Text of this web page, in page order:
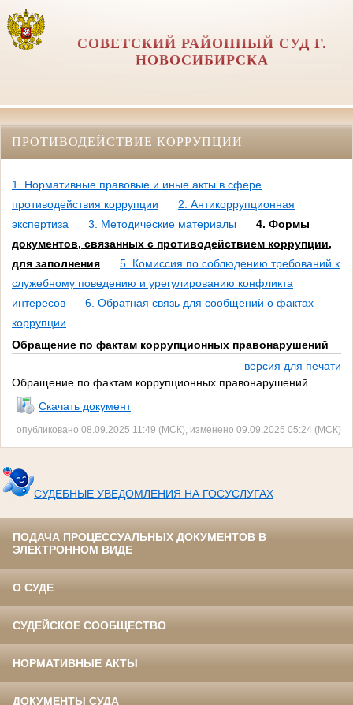
СОВЕТСКИЙ РАЙОННЫЙ СУД Г.
НОВОСИБИРСКА
ПРОТИВОДЕЙСТВИЕ КОРРУПЦИИ
1. Нормативные правовые и иные акты в сфере
противодействия коррупции
2. Антикоррупционная
экспертиза
3. Методические материалы
4. Формы
документов, связанных с противодействием коррупции,
для заполнения
5. Комиссия по соблюдению требований к
служебному поведению и урегулированию конфликта
интересов
6. Обратная связь для сообщений о фактах
коррупции
Обращение по фактам коррупционных правонарушений
версия для печати
Обращение по фактам коррупционных правонарушений
Скачать документ
опубликовано 08.09.2025 11:49 (МСК), изменено 09.09.2025 05:24 (МСК)
СУДЕБНЫЕ УВЕДОМЛЕНИЯ НА ГОСУСЛУГАХ
ПОДАЧА ПРОЦЕССУАЛЬНЫХ ДОКУМЕНТОВ В
ЭЛЕКТРОННОМ ВИДЕ
О СУДЕ
СУДЕЙСКОЕ СООБЩЕСТВО
НОРМАТИВНЫЕ АКТЫ
ДОКУМЕНТЫ СУДА